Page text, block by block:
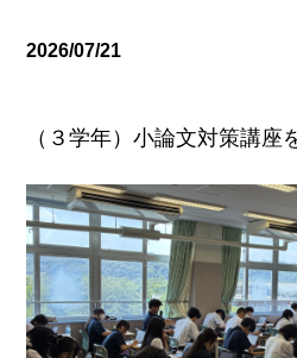
2026/07/21
（３学年）小論文対策講座